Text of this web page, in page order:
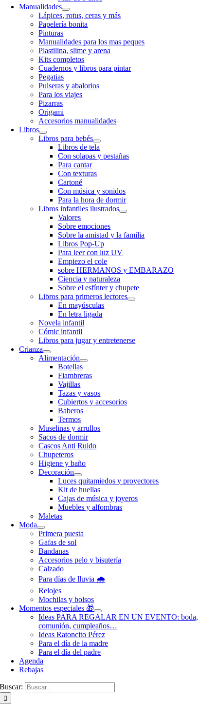
Manualidades
Lápices, rotus, ceras y más
Papelería bonita
Pinturas
Manualidades para los mas peques
Plastilina, slime y arena
Kits completos
Cuadernos y libros para pintar
Pegatias
Pulseras y abalorios
Para los viajes
Pizarras
Origami
Accesorios manualidades
Libros
Libros para bebés
Libros de tela
Con solapas y pestañas
Para cantar
Con texturas
Cartoné
Con música y sonidos
Para la hora de dormir
Libros infantiles ilustrados
Valores
Sobre emociones
Sobre la amistad y la familia
Libros Pop-Up
Para leer con luz UV
Empiezo el cole
sobre HERMANOS y EMBARAZO
Ciencia y naturaleza
Sobre el esfínter y chupete
Libros para primeros lectores
En mayúsculas
En letra ligada
Novela infantil
Cómic infantil
Libros para jugar y entretenerse
Crianza
Alimentación
Botellas
Fiambreras
Vajillas
Tazas y vasos
Cubiertos y accesorios
Baberos
Termos
Muselinas y arrullos
Sacos de dormir
Cascos Anti Ruido
Chupeteros
Higiene y baño
Decoración
Luces quitamiedos y proyectores
Kit de huellas
Cajas de música y joyeros
Muebles y alfombras
Maletas
Moda
Primera puesta
Gafas de sol
Bandanas
Accesorios pelo y bisutería
Calzado
Para días de lluvia 🌧️
Relojes
Mochilas y bolsos
Momentos especiales 🎁
Ideas PARA REGALAR EN UN EVENTO: boda,
comunión, cumpleaños…
Ideas Ratoncito Pérez
Para el día de la madre
Para el día del padre
Agenda
Rebajas
Buscar: